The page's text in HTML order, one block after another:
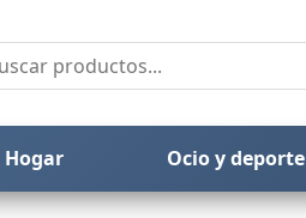
Hogar Ocio y deporte